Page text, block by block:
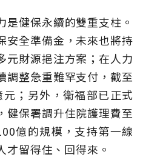
健保永續的雙重支柱。
安全準備金，未來也將持
元財源挹注方案；在人力
調整急重難罕支付，截至
；另外，衛福部已正式
健保署調升住院護理費至
億的規模，支持第一線
留得住、回得來。